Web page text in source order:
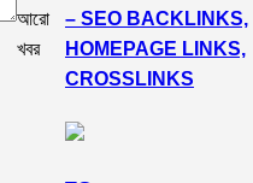
আরো
খবর
– SEO BACKLINKS,
HOMEPAGE LINKS,
CROSSLINKS